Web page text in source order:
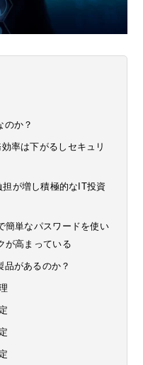
のか？
率は下がるしセキュリ
が増し積極的なIT投資
簡単なパスワードを使い
が高まっている
品があるのか？